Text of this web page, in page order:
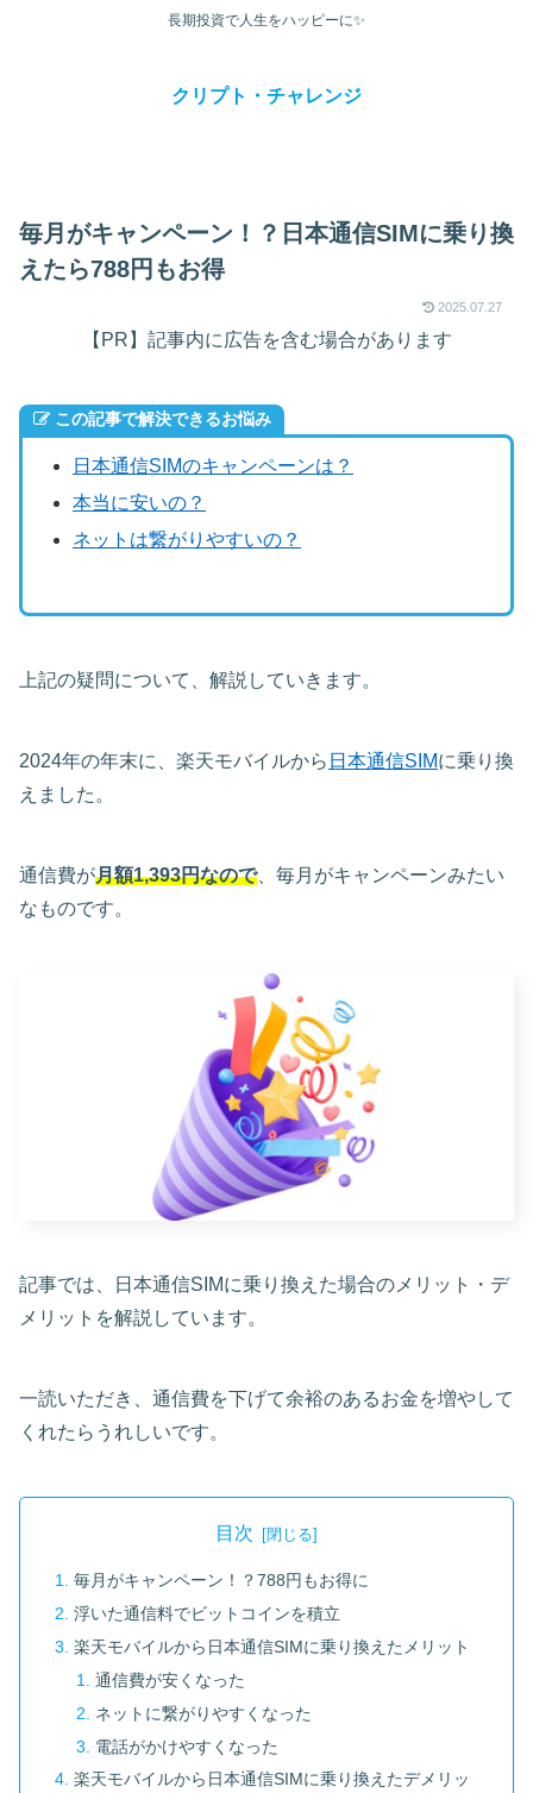
長期投資で人生をハッピーに✨
クリプト・チャレンジ
毎月がキャンペーン！？日本通信SIMに乗り換
えたら788円もお得
2025.07.27
【PR】記事内に広告を含む場合があります
この記事で解決できるお悩み
日本通信SIMのキャンペーンは？
本当に安いの？
ネットは繋がりやすいの？
上記の疑問について、解説していきます。
2024年の年末に、楽天モバイルから 日本通信SIMに乗り換
えました。
通信費が月額1,393円なので、毎月がキャンペーンみたい
なものです。
記事では、日本通信SIMに乗り換えた場合のメリット・デ
メリットを解説しています。
一読いただき、通信費を下げて余裕のあるお金を増やして
くれたらうれしいです。
目次
毎月がキャンペーン！？788円もお得に
浮いた通信料でビットコインを積立
楽天モバイルから日本通信SIMに乗り換えたメリット
通信費が安くなった
ネットに繋がりやすくなった
電話がかけやすくなった
楽天モバイルから日本通信SIMに乗り換えたデメリッ